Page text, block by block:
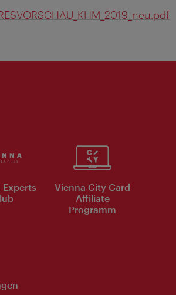
Experts
Vienna City Card
Affiliate
Programm